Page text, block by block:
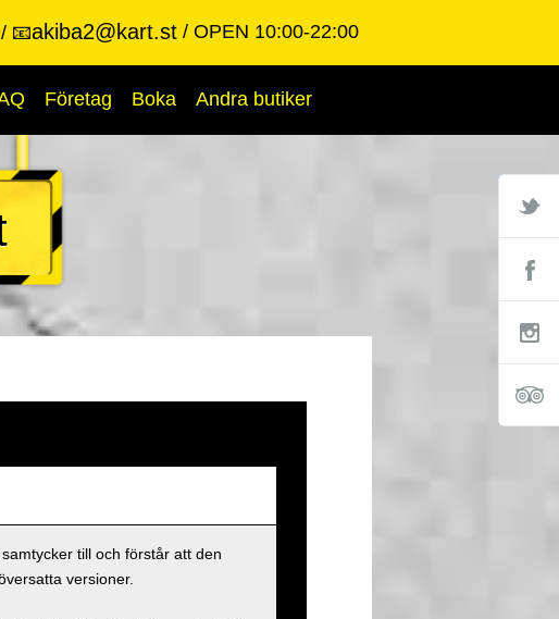
📧akiba2@kart.st OPEN 10:00-22:00
Företag Boka Andra butiker
till och förstår att den
versioner.